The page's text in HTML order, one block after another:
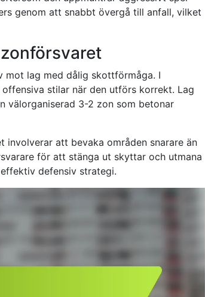
genom att snabbt övergå till anfall, vilket
mot lag med dålig skottförmåga. I
stilar när den utförs korrekt. Lag
välorganiserad 3-2 zon som betonar
involverar att bevaka områden snarare än
för att stänga ut skyttar och utmana
defensiv strategi.